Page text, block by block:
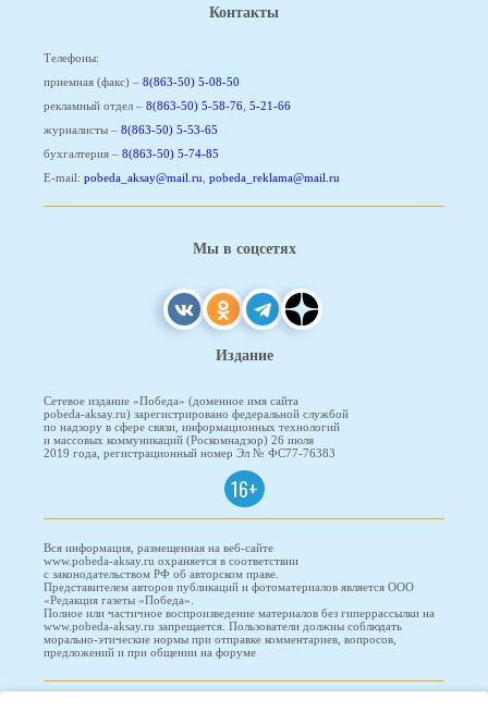
Контакты
Телефоны:
приемная (факс) – 8(863-50) 5-08-50
рекламный отдел – 8(863-50) 5-58-76, 5-21-66
журналисты – 8(863-50) 5-53-65
бухгалтерия – 8(863-50) 5-74-85
E-mail: pobeda_aksay@mail.ru, pobeda_reklama@mail.ru
Мы в соцсетях
Издание
Сетевое издание «Победа» (доменное имя сайта
pobeda-aksay.ru) зарегистрировано федеральной службой
по надзору в сфере связи, информационных технологий
и массовых коммуникаций (Роскомнадзор) 26 июля
2019 года, регистрационный номер Эл № ФС77-76383
16+
Вся информация, размещенная на веб-сайте
www.pobeda-aksay.ru охраняется в соответствии
с законодательством РФ об авторском праве.
Представителем авторов публикаций и фотоматериалов является ООО
«Редакция газеты «Победа».
Полное или частичное воспроизведение материалов без гиперрассылки на
www.pobeda-aksay.ru запрещается. Пользователи должны соблюдать
морально-этические нормы при отправке комментариев, вопросов,
предложений и при общении на форуме